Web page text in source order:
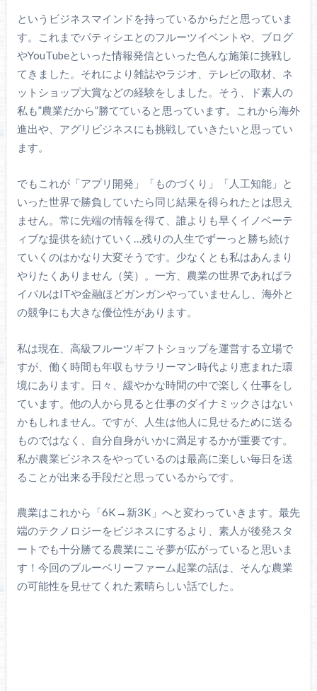
というビジネスマインドを持っているからだと思っていま
す。これまでパティシエとのフルーツイベントや、ブログ
やYouTubeといった情報発信といった色んな施策に挑戦し
てきました。それにより雑誌やラジオ、テレビの取材、ネ
ットショップ大賞などの経験をしました。そう、ド素人の
私も”農業だから”勝てていると思っています。これから海外
進出や、アグリビジネスにも挑戦していきたいと思ってい
ます。
でもこれが「アプリ開発」「ものづくり」「人工知能」と
いった世界で勝負していたら同じ結果を得られたとは思え
ません。常に先端の情報を得て、誰よりも早くイノベーテ
ィブな提供を続けていく…残りの人生でずーっと勝ち続け
ていくのはかなり大変そうです。少なくとも私はあんまり
やりたくありません（笑）。一方、農業の世界であればラ
イバルはITや金融ほどガンガンやっていませんし、海外と
の競争にも大きな優位性があります。
私は現在、高級フルーツギフトショップを運営する立場で
すが、働く時間も年収もサラリーマン時代より恵まれた環
境にあります。日々、緩やかな時間の中で楽しく仕事をし
ています。他の人から見ると仕事のダイナミックさはない
かもしれません。ですが、人生は他人に見せるために送る
ものではなく、自分自身がいかに満足するかが重要です。
私が農業ビジネスをやっているのは最高に楽しい毎日を送
ることが出来る手段だと思っているからです。
農業はこれから「6K→新3K」へと変わっていきます。最先
端のテクノロジーをビジネスにするより、素人が後発スタ
ートでも十分勝てる農業にこそ夢が広がっていると思いま
す！今回のブルーベリーファーム起業の話は、そんな農業
の可能性を見せてくれた素晴らしい話でした。